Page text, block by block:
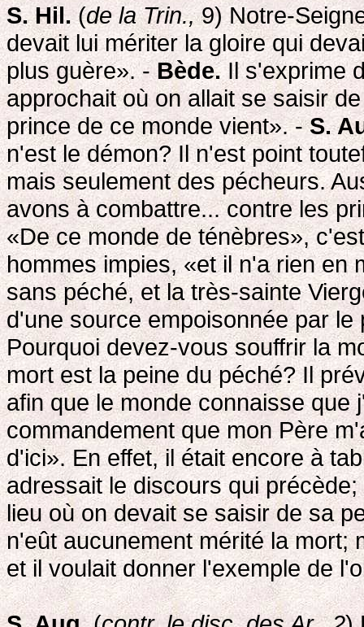
S. Hil.(de la Trin.,9) Notre-
devait lui mériter la gloire qui
plus guère». -Bède.Il s'exprime
approchait où on allait se saisir
prince de ce monde vient». -S.
n'est le démon? Il n'est point
mais seulement des pécheurs.
avons à combattre... contre les
«De ce monde de ténèbres»,
hommes impies, «et il n'a rien en
sans péché, et la très-sainte
d'une source empoisonnée par
Pourquoi devez-vous souffrir la
mort est la peine du péché? Il
afin que le monde connaisse que
commandement que mon Père
d'ici». En effet, il était encore à
adressait le discours qui
lieu où on devait se saisir de sa
n'eût aucunement mérité la mort;
et il voulait donner l'exemple de